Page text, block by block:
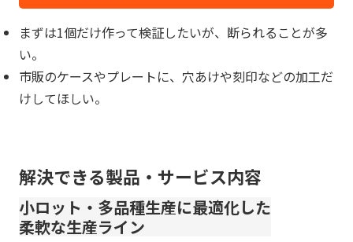
まずは1個だけ作って検証したいが、断られることが多
い。
市販のケースやプレートに、穴あけや刻印などの加工だ
けしてほしい。
解決できる製品・サービス内容
小ロット・多品種生産に最適化した
柔軟な生産ライン